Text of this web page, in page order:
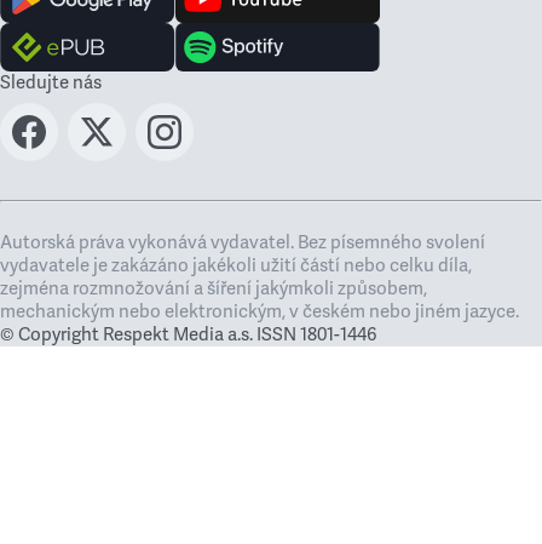
Sledujte nás
Autorská práva vykonává vydavatel. Bez písemného svolení
vydavatele je zakázáno jakékoli užití částí nebo celku díla,
zejména rozmnožování a šíření jakýmkoli způsobem,
mechanickým nebo elektronickým, v českém nebo jiném jazyce.
© Copyright Respekt Media a.s. ISSN 1801-1446